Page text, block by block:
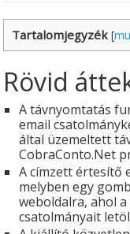
Tartalomjegyzék [
Rövid
A távnyomtatás
email
által üzemeltett
CobraConto.Net
A címzett értesítő
melyben egy
weboldalra, ahol
csatolmányait